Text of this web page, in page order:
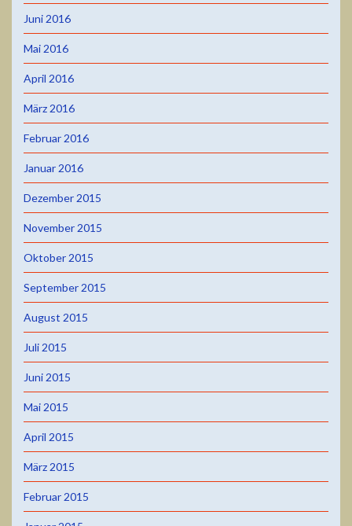
Juni 2016
Mai 2016
April 2016
März 2016
Februar 2016
Januar 2016
Dezember 2015
November 2015
Oktober 2015
September 2015
August 2015
Juli 2015
Juni 2015
Mai 2015
April 2015
März 2015
Februar 2015